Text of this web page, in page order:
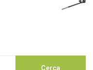
Cerca